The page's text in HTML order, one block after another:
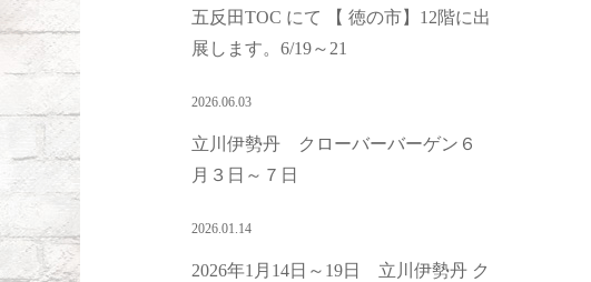
五反田TOC にて 【 徳の市】12階に出
展します。6/19～21
2026.06.03
立川伊勢丹 クローバーバーゲン６
月３日～７日
2026.01.14
2026年1月14日～19日 立川伊勢丹 ク